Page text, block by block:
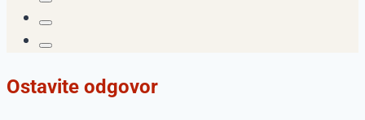
Ostavite odgovor